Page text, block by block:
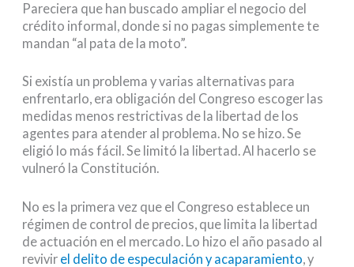
Pareciera que han buscado ampliar el negocio del
crédito informal, donde si no pagas simplemente te
mandan “al pata de la moto”.
Si existía un problema y varias alternativas para
enfrentarlo, era obligación del Congreso escoger las
medidas menos restrictivas de la libertad de los
agentes para atender al problema. No se hizo. Se
eligió lo más fácil. Se limitó la libertad. Al hacerlo se
vulneró la Constitución.
No es la primera vez que el Congreso establece un
régimen de control de precios, que limita la libertad
de actuación en el mercado. Lo hizo el año pasado al
revivirel delito de especulación y acaparamiento , y